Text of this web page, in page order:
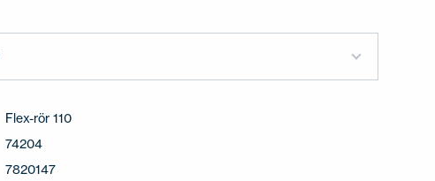
Flex-rör 110
74204
7820147